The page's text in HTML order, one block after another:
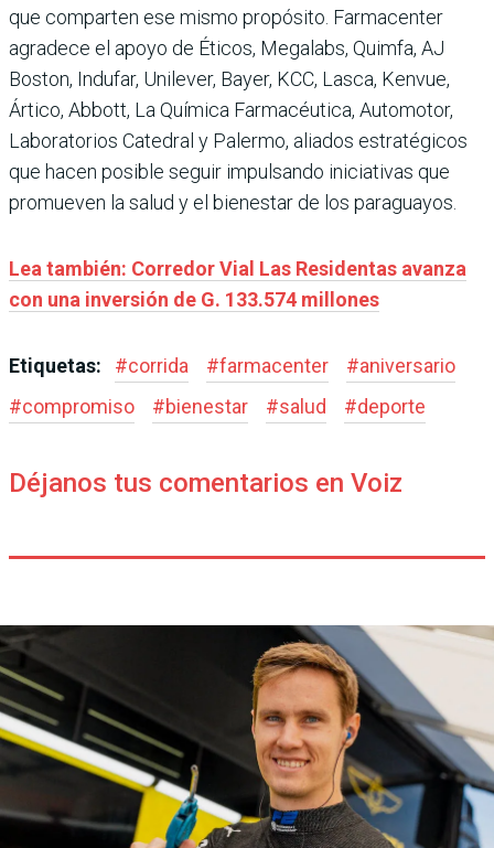
que comparten ese mismo propósito. Farmacenter
agradece el apoyo de Éticos, Megalabs, Quimfa, AJ
Boston, Indufar, Unilever, Bayer, KCC, Lasca, Kenvue,
Ártico, Abbott, La Química Farmacéutica, Automotor,
Laboratorios Catedral y Palermo, aliados estratégicos
que hacen posible seguir impulsando iniciativas que
promueven la salud y el bienestar de los paraguayos.
Lea también: Corredor Vial Las Residentas avanza
con una inversión de G. 133.574 millones
Etiquetas: #corrida #farmacenter #aniversario
#compromiso #bienestar #salud #deporte
Déjanos tus comentarios en Voiz